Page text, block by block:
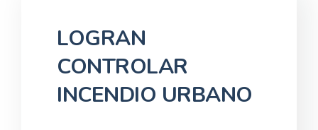
LOGRAN
CONTROLAR
INCENDIO URBANO